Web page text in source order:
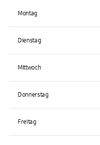
Montag
Dienstag
Mittwoch
Donnerstag
Freitag